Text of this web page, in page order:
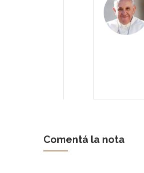
Comentá la nota